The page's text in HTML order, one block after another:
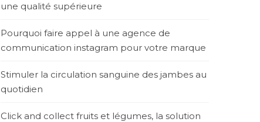
une qualité supérieure
Pourquoi faire appel à une agence de
communication instagram pour votre marque
Stimuler la circulation sanguine des jambes au
quotidien
Click and collect fruits et légumes, la solution